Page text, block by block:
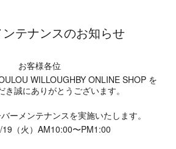
テナンスのお知らせ
お客様各位
WILLOUGHBY ONLINE SHOP を
き誠にありがとうございます。
ーメンテナンスを実施いたします。
（火）AM10:00〜PM1:00